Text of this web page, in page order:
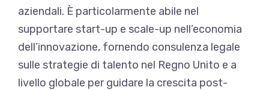
aziendali. È particolarmente abile nel
supportare start-up e scale-up nell’economia
dell’innovazione, fornendo consulenza legale
sulle strategie di talento nel Regno Unito e a
livello globale per guidare la crescita post-